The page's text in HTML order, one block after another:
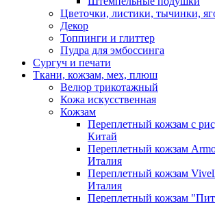
Цветочки, листики, тычинки,
Декор
Топпинги и глиттер
Пудра для эмбоссинга
Сургуч и печати
Ткани, кожзам, мех, плюш
Велюр трикотажный
Кожа искусственная
Кожзам
Переплетный кожзам с
Китай
Переплетный кожзам
Италия
Переплетный кожзам
Италия
Переплетный кожзам